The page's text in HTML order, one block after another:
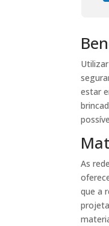
estar
As
que a